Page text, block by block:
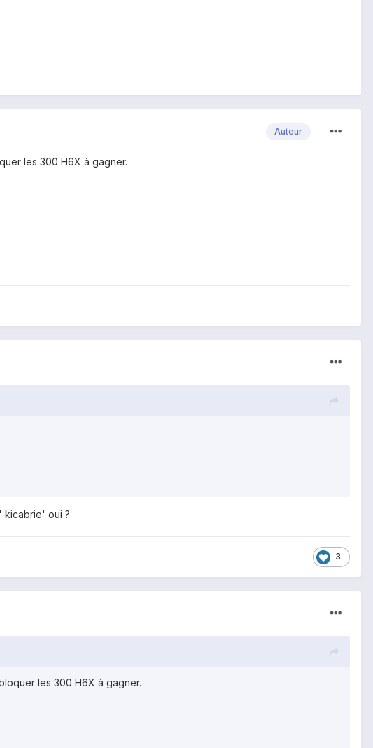
Auteur
les 300 H6X à gagner.
kicabrie' oui ?
3
les 300 H6X à gagner.